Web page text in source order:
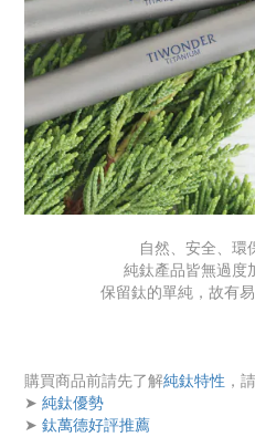
自然、安全、環
純鈦產品皆無過度
保留鈦的單純，故有
購買商品前請先了解純鈦特性 ，
➤ 純鈦優勢
➤ 鈦萬德好評推薦